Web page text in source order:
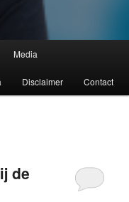
Media
Disclaimer Contact
de